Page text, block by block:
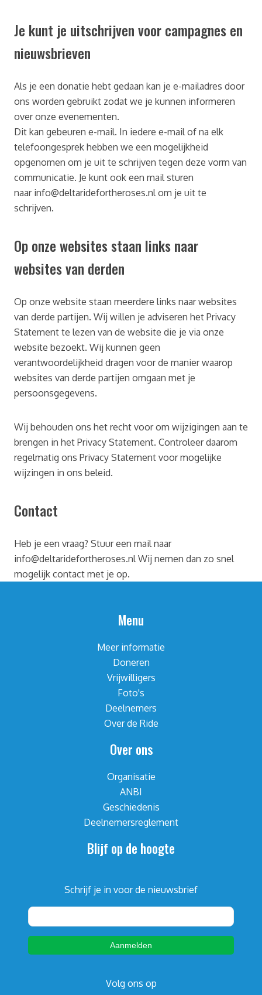
Je kunt je uitschrijven voor campagnes en
nieuwsbrieven
Als je een donatie hebt gedaan kan je e-mailadres door
ons worden gebruikt zodat we je kunnen informeren
over onze evenementen.
Dit kan gebeuren e-mail. In iedere e-mail of na elk
telefoongesprek hebben we een mogelijkheid
opgenomen om je uit te schrijven tegen deze vorm van
communicatie. Je kunt ook een mail sturen
naar info@deltaridefortheroses.nl om je uit te
schrijven.
Op onze websites staan links naar
websites van derden
Op onze website staan meerdere links naar websites
van derde partijen. Wij willen je adviseren het Privacy
Statement te lezen van de website die je via onze
website bezoekt. Wij kunnen geen
verantwoordelijkheid dragen voor de manier waarop
websites van derde partijen omgaan met je
persoonsgegevens.
Wij behouden ons het recht voor om wijzigingen aan te
brengen in het Privacy Statement. Controleer daarom
regelmatig ons Privacy Statement voor mogelijke
wijzingen in ons beleid.
Contact
Heb je een vraag? Stuur een mail naar
info@deltaridefortheroses.nl Wij nemen dan zo snel
mogelijk contact met je op.
Menu
Meer informatie
Doneren
Vrijwilligers
Foto's
Deelnemers
Over de Ride
Over ons
Organisatie
ANBI
Geschiedenis
Deelnemersreglement
Blijf op de hoogte
Schrijf je in voor de nieuwsbrief
Volg ons op